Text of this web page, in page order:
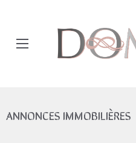
ANNONCES IMMOBILIÈRES